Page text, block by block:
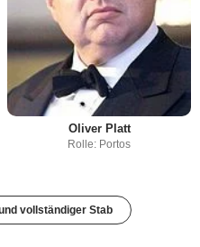
Oliver Platt
Rolle: Portos
vollständiger Stab